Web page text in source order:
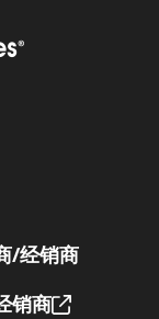
/经销商
销商